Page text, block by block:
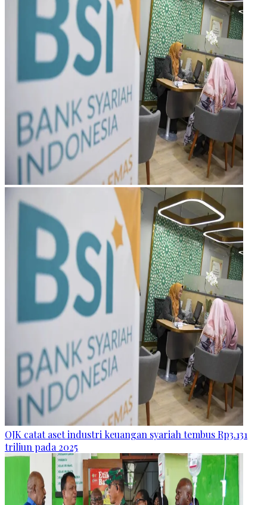
OJK catat aset industri keuangan syariah tembus Rp3.131
triliun pada 2025